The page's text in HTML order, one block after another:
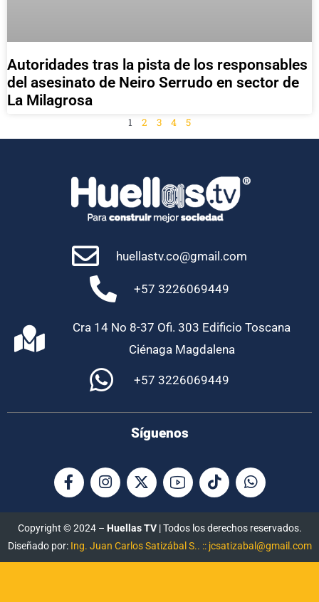
Autoridades tras la pista de los responsables
del asesinato de Neiro Serrudo en sector de
La Milagrosa
1 2 3 4 5
huellastv.co@gmail.com
+57 3226069449
Cra 14 No 8-37 Ofi. 303 Edificio Toscana
Ciénaga Magdalena
+57 3226069449
Síguenos
Copyright © 2024 – Huellas TV| Todos los derechos reservados.
Diseñado por: Ing. Juan Carlos Satizábal S.. :: jcsatizabal@gmail.com